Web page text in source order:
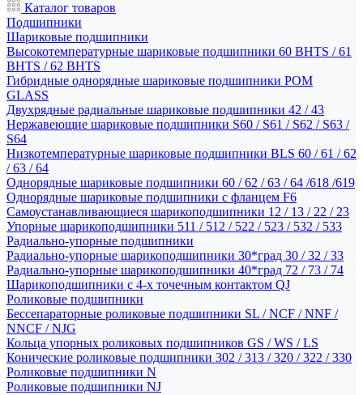
Каталог товаров
Подшипники
Шариковые подшипники
Высокотемпературные шариковые подшипники 60 BHTS / 61
BHTS / 62 BHTS
Гибридные однорядные шариковые подшипники POM
GLASS
Двухрядные радиальные шариковые подшипники 42 / 43
Нержавеющие шариковые подшипники S60 / S61 / S62 / S63 /
S64
Низкотемпературные шариковые подшипники BLS 60 / 61 / 62
/ 63 / 64
Однорядные шариковые подшипники 60 / 62 / 63 / 64 /618 /619
Однорядные шариковые подшипники с фланцем F6
Самоустанавливающиеся шарикоподшипники 12 / 13 / 22 / 23
Упорные шарикоподшипники 511 / 512 / 522 / 523 / 532 / 533
Радиально-упорные подшипники
Радиально-упорные шарикоподшипники 30*град 30 / 32 / 33
Радиально-упорные шарикоподшипники 40*град 72 / 73 / 74
Шарикоподшипники с 4-х точечным контактом QJ
Роликовые подшипники
Бессепараторные роликовые подшипники SL / NCF / NNF /
NNCF / NJG
Кольца упорных роликовых подшипников GS / WS / LS
Конические роликовые подшипники 302 / 313 / 320 / 322 / 330
Роликовые подшипники N
Роликовые подшипники NJ